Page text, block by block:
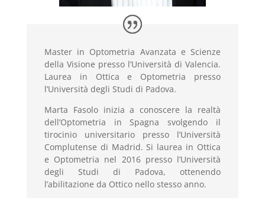
Master in Optometria Avanzata e Scienze
della Visione presso l’Università di Valencia.
Laurea in Ottica e Optometria presso
l’Università degli Studi di Padova.
Marta Fasolo inizia a conoscere la realtà
dell’Optometria in Spagna svolgendo il
tirocinio universitario presso l’Università
Complutense di Madrid. Si laurea in Ottica
e Optometria nel 2016 presso l’Università
degli Studi di Padova, ottenendo
l’abilitazione da Ottico nello stesso anno.